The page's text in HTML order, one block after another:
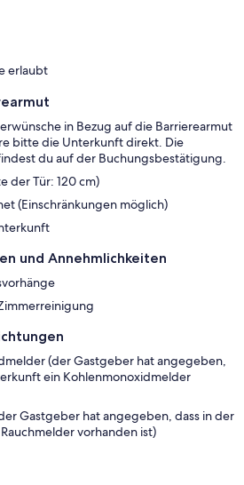
erlaubt
in Bezug auf die Barrierearmut
bitte die Unterkunft direkt. Die
du auf der Buchungsbestätigung.
der Tür: 120 cm)
(Einschränkungen möglich)
und Annehmlichkeiten
(der Gastgeber hat angegeben,
ein Kohlenmonoxidmelder
Gastgeber hat angegeben, dass in der
vorhanden ist)